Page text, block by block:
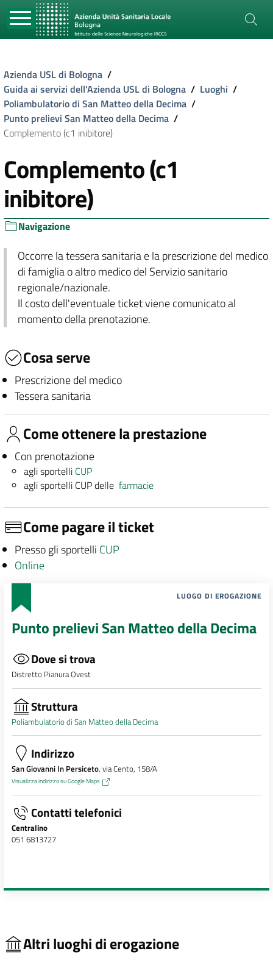
Azienda USL di Bologna /
Guida ai servizi dell'Azienda USL di Bologna / Luoghi /
Poliambulatorio di San Matteo della Decima /
Punto prelievi San Matteo della Decima /
Complemento (c1 inibitore)
Complemento (c1
inibitore)
Navigazione
Occorre la tessera sanitaria e la prescrizione del medico
di famiglia o altro medico del Servizio sanitario
regionale/nazionale.
Il costo dell'eventuale ticket viene comunicato al
momento della prenotazione.
Cosa serve
Prescrizione del medico
Tessera sanitaria
Come ottenere la prestazione
Con prenotazione
agli sportelli CUP
agli sportelli CUP dellefarmacie
Come pagare il ticket
Presso gli sportelli CUP
Online
LUOGO DI EROGAZIONE
Punto prelievi San Matteo della Decima
Dove si trova
Distretto Pianura Ovest
Struttura
Poliambulatorio di San Matteo della Decima
Indirizzo
San Giovanni In Persiceto, via Cento, 158/A
Visualizza indirizzo su Google Maps
Contatti telefonici
Centralino
051 6813727
Altri luoghi di erogazione